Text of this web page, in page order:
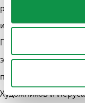
работает в Тель-
искусств
Перл сочетает
элементами
персональные
Художников и